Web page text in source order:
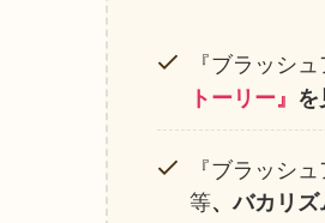
『ブラッシ
トーリー』
『ブラッシ
等、バカリズ